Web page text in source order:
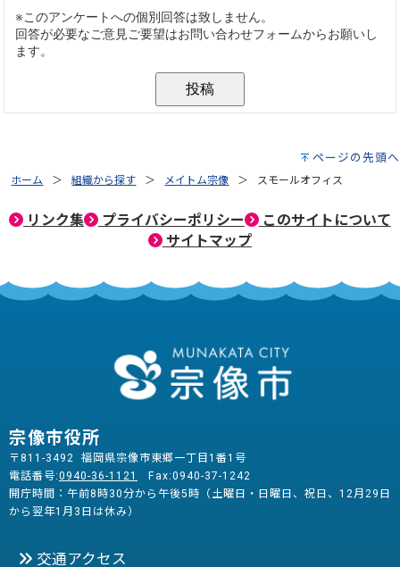
ページの先頭へ
ホーム 組織から探す メイトム宗像 スモールオフィス
リンク集 プライバシーポリシー
このサイトについて
サイトマップ
宗像市役所
〒811-3492 福岡県宗像市東郷一丁目1番1号
電話番号:0940-36-1121
Fax:0940-37-1242
開庁時間：午前8時30分から午後5時（土曜日・日曜日、祝日、12月29日
から翌年1月3日は休み）
交通アクセス